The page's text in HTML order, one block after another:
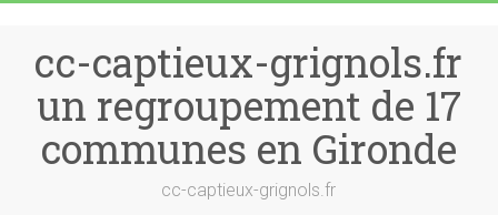
cc-captieux-grignols.fr
un regroupement de 17
communes en Gironde
cc-captieux-grignols.fr